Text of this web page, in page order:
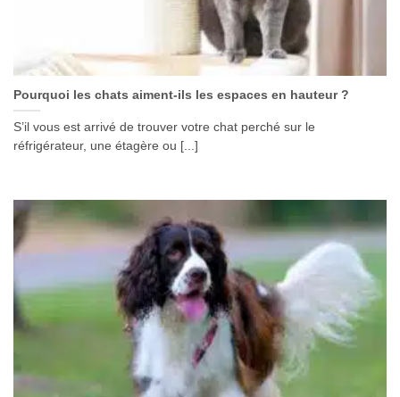
Pourquoi les chats aiment-ils les espaces en hauteur ?
S’il vous est arrivé de trouver votre chat perché sur le
réfrigérateur, une étagère ou [...]